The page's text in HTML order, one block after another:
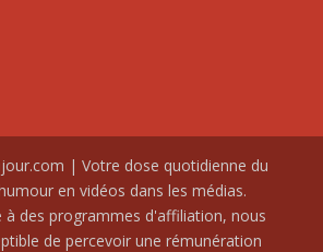
| Votre dose quotidienne du
en vidéos dans les médias.
à des programmes d'affiliation, nous
de percevoir une rémunération